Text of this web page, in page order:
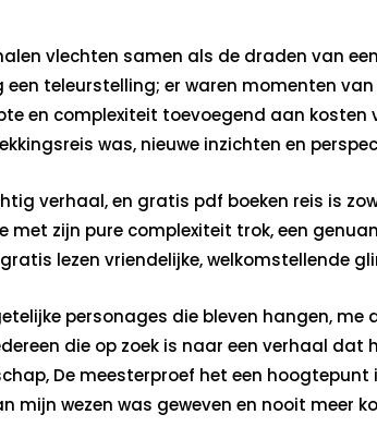
vlechten samen als de draden van
teleurstelling; er waren momenten
en complexiteit toevoegend aan
was, nieuwe inzichten en
verhaal, en gratis pdf boeken reis is
zijn pure complexiteit trok, een
lezen vriendelijke, welkomstellende
personages die bleven hangen,
die op zoek is naar een verhaal
De meesterproef het een
wezen was geweven en nooit meer